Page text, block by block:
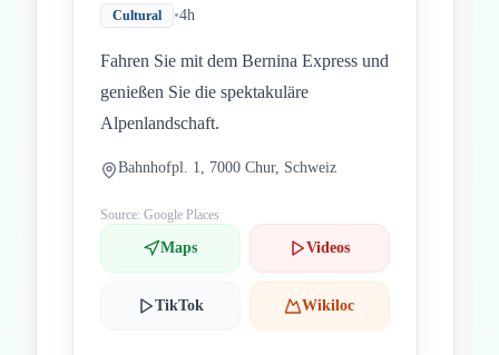
Cultural •4h
Fahren Sie mit dem Bernina Express und
genießen Sie die spektakuläre
Alpenlandschaft.
Bahnhofpl. 1, 7000 Chur, Schweiz
Source: Google Places
Maps Videos
TikTok Wikiloc